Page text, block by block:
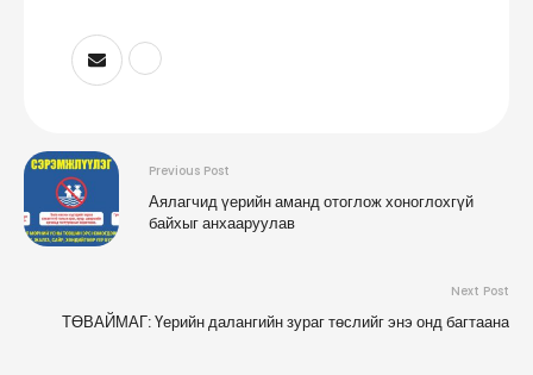
Previous Post
Аялагчид үерийн аманд отоглож хоноглохгүй
байхыг анхааруулав
Next Post
ТӨВАЙМАГ: Үерийн далангийн зураг төслийг энэ онд багтаана